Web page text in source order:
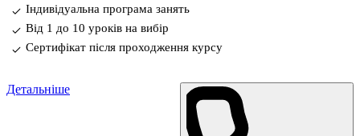
Індивідуальна програма занять
Від 1 до 10 уроків на вибір
Сертифікат після проходження курсу
Детальніше